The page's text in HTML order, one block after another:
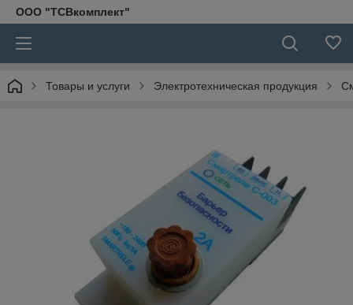
ООО "ТСВкомплект"
Товары и услуги Электротехническая продукция